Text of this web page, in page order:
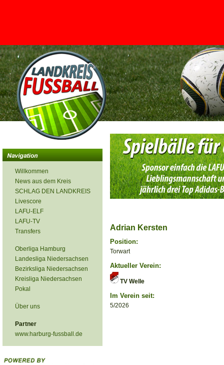
<
Willkommen
News aus dem Kreis
SCHLAG DEN LANDKREIS
Livescore
LAFU-ELF
LAFU-TV
Transfers
Oberliga Hamburg
Landesliga Niedersachsen
Bezirksliga Niedersachsen
Kreisliga Niedersachsen
Pokal
Über uns
Partner
www.harburg-fussball.de
Adrian Kersten
Position:
Torwart
Aktueller Verein:
TV Welle
Im Verein seit:
5/2026